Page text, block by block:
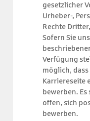
gesetzlicher
Urheber-,
Rechte
Sofern Sie
Verfügung
möglich, dass
Karriereseite
bewerben.
offen, sich
bewerben.